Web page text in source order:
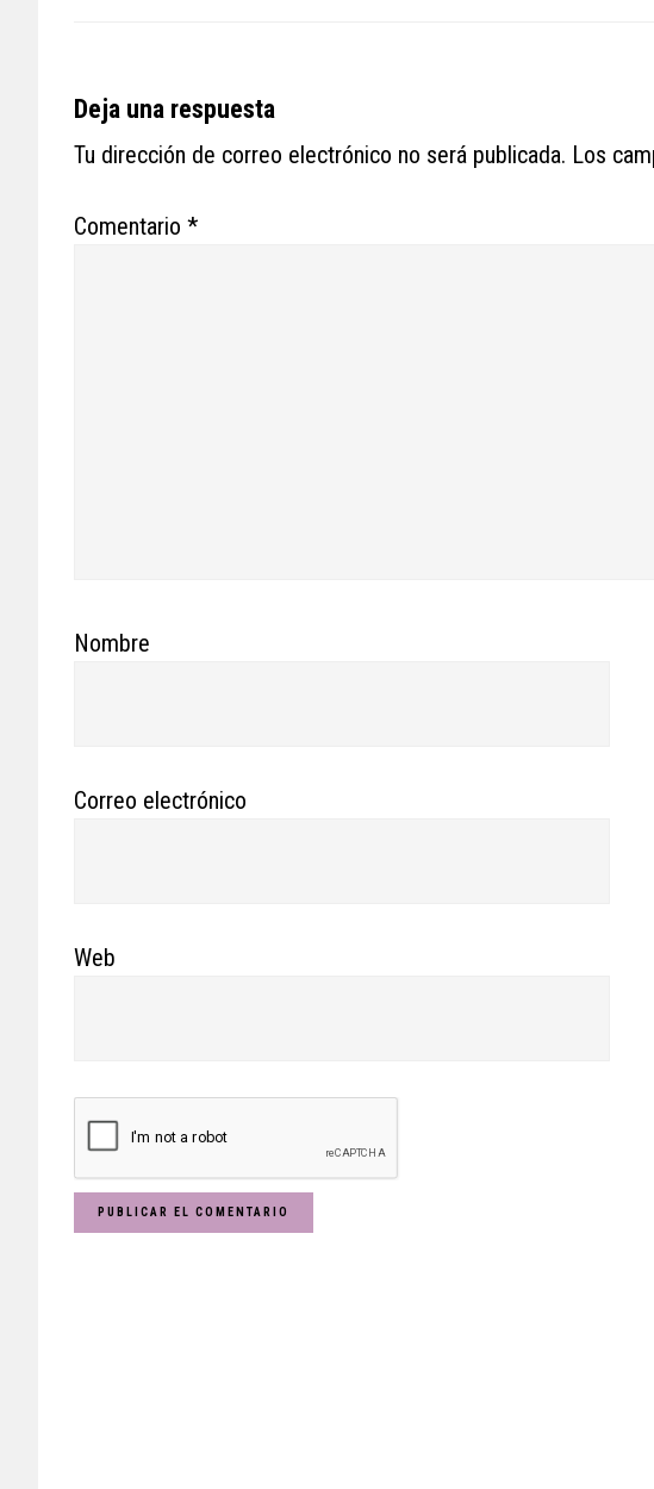
Reader
Interactions
Deja una respuesta
Tu dirección de correo electrónico no será publicada. Los
Comentario *
Nombre
Correo electrónico
Web